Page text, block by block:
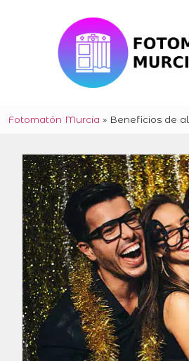
Fotomatón Murcia » Beneficios de